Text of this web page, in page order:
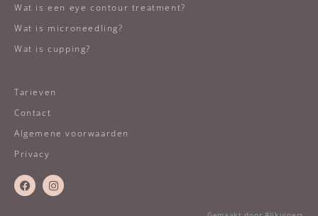
Wat is een eye contour treatment?
Wat is microneedling?
Wat is cupping?
Tarieven
Contact
Algemene voorwaarden
Privacy